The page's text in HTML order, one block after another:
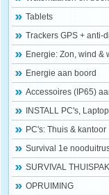
Tablets
Trackers GPS + anti-
Energie: Zon, wind &
Energie aan boord
Accessoires (IP65)
INSTALL PC's,
PC's: Thuis & kantoor
Survival 1e
SURVIVAL
OPRUIMING